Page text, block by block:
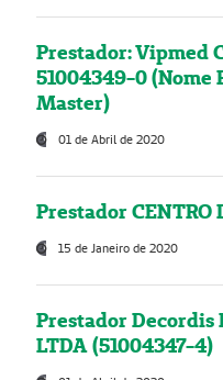
Prestador: Vipmed
51004349-0 (Nome
Master)
01 de Abril de 2020
Prestador CENTRO
15 de Janeiro de 2020
Prestador Decordis
LTDA (51004347-4)